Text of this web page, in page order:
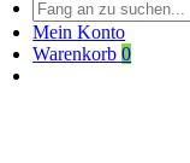
Mein Konto
Warenkorb 0